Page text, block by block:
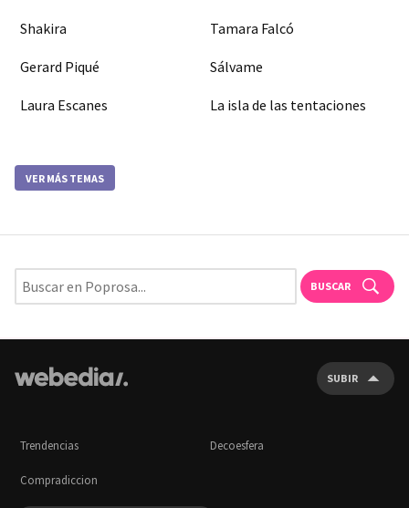
Shakira Tamara Falcó
Gerard Piqué Sálvame
Laura Escanes La isla de las tentaciones
VER MÁS TEMAS
BUSCAR
SUBIR
Trendencias Decoesfera
Compradiccion